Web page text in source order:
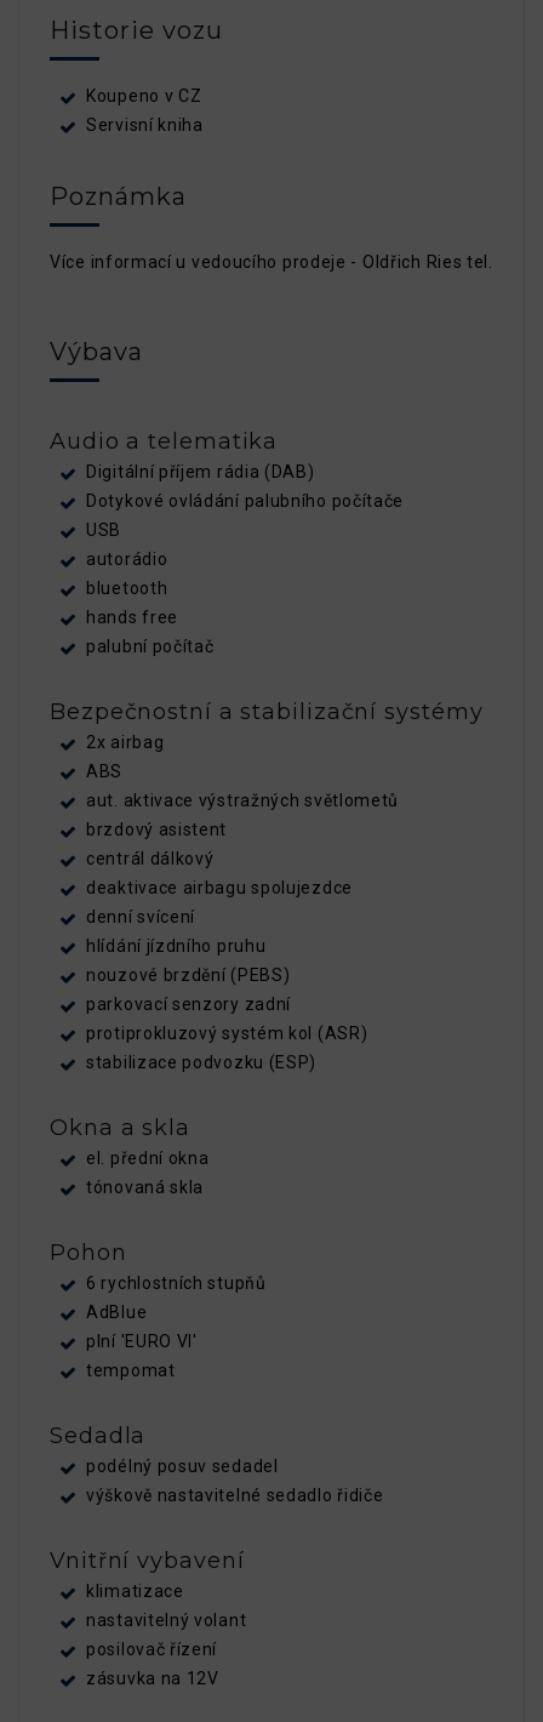
Historie vozu
Koupeno v CZ
Servisní kniha
Poznámka
Více informací u vedoucího prodeje - Oldřich Ries tel.
Výbava
Audio a telematika
Digitální příjem rádia (DAB)
Dotykové ovládání palubního počítače
USB
autorádio
bluetooth
hands free
palubní počítač
Bezpečnostní a stabilizační systémy
2x airbag
ABS
aut. aktivace výstražných světlometů
brzdový asistent
centrál dálkový
deaktivace airbagu spolujezdce
denní svícení
hlídání jízdního pruhu
nouzové brzdění (PEBS)
parkovací senzory zadní
protiprokluzový systém kol (ASR)
stabilizace podvozku (ESP)
Okna a skla
el. přední okna
tónovaná skla
Pohon
6 rychlostních stupňů
AdBlue
plní 'EURO VI'
tempomat
Sedadla
podélný posuv sedadel
výškově nastavitelné sedadlo řidiče
Vnitřní vybavení
klimatizace
nastavitelný volant
posilovač řízení
zásuvka na 12V